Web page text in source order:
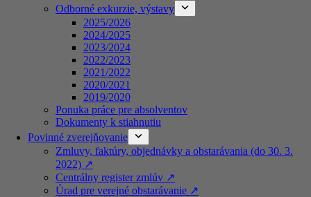
Odborné exkurzie, výstavy
2025/2026
2024/2025
2023/2024
2022/2023
2021/2022
2020/2021
2019/2020
Ponuka práce pre absolventov
Dokumenty k stiahnutiu
Povinné zverejňovanie
Zmluvy, faktúry, objednávky a obstarávania (do 30. 3.
2022) ↗️
Centrálny register zmlúv ↗️
Úrad pre verejné obstarávanie ↗️